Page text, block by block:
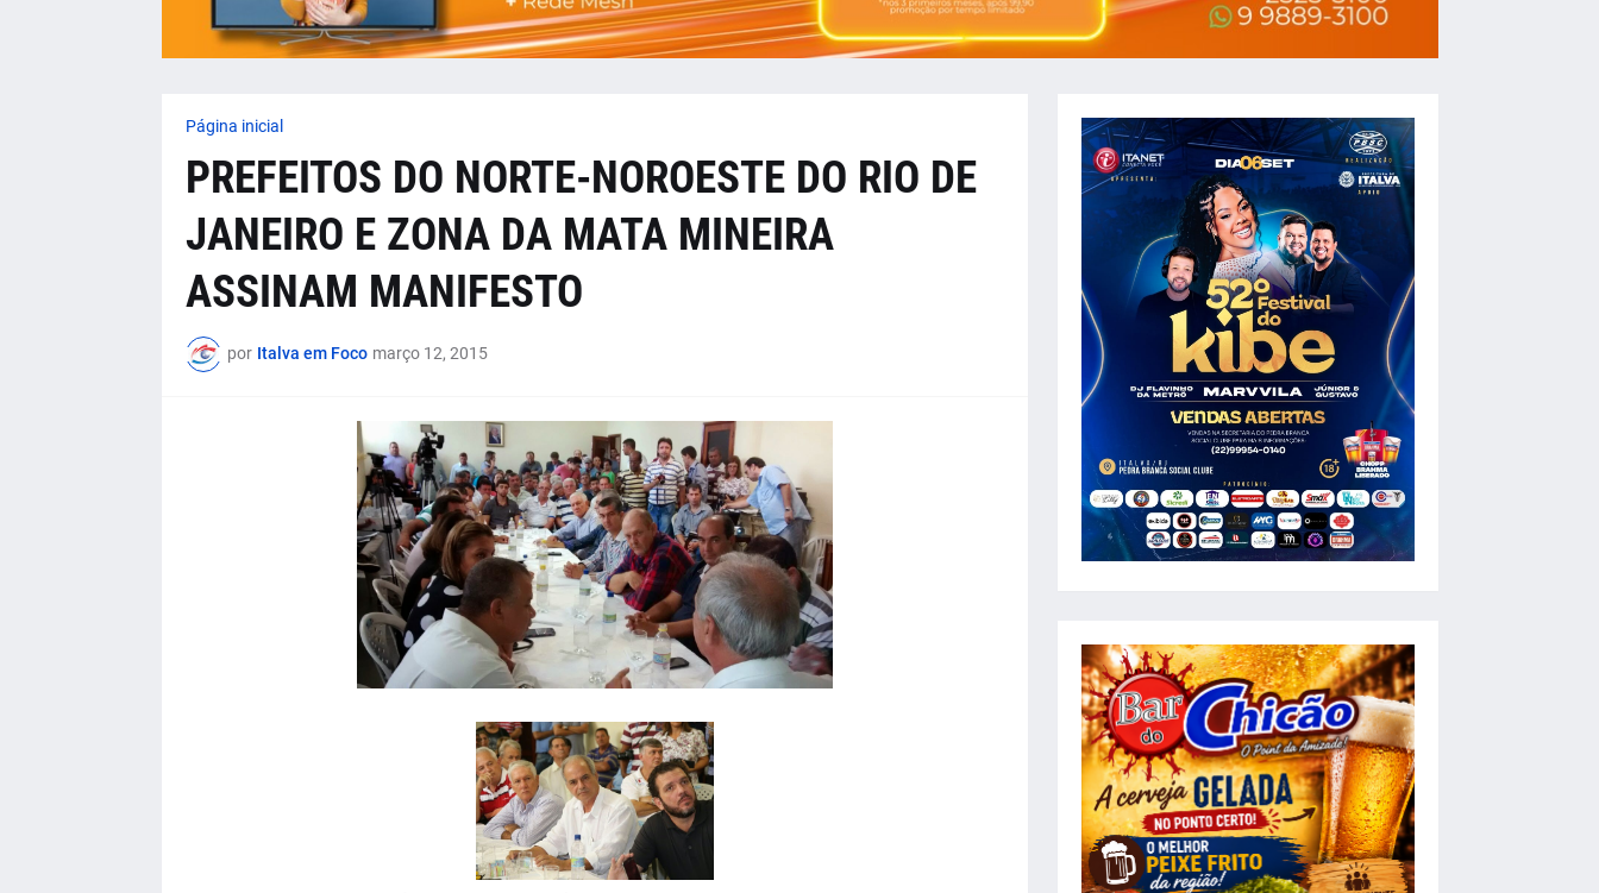
Página inicial
PREFEITOS DO NORTE-NOROESTE DO RIO DE
JANEIRO E ZONA DA MATA MINEIRA
ASSINAM MANIFESTO
por Italva em Foco março 12, 2015